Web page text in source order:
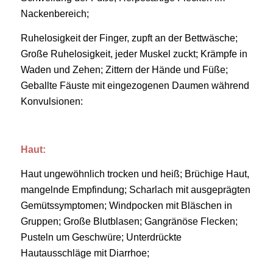
Nackenbereich;
Ruhelosigkeit der Finger, zupft an der Bettwäsche;
Große Ruhelosigkeit, jeder Muskel zuckt; Krämpfe in
Waden und Zehen; Zittern der Hände und Füße;
Geballte Fäuste mit eingezogenen Daumen während
Konvulsionen:
Haut:
Haut ungewöhnlich trocken und heiß; Brüchige Haut,
mangelnde Empfindung; Scharlach mit ausgeprägten
Gemütssymptomen; Windpocken mit Bläschen in
Gruppen; Große Blutblasen; Gangränöse Flecken;
Pusteln um Geschwüre; Unterdrückte
Hautausschläge mit Diarrhoe;